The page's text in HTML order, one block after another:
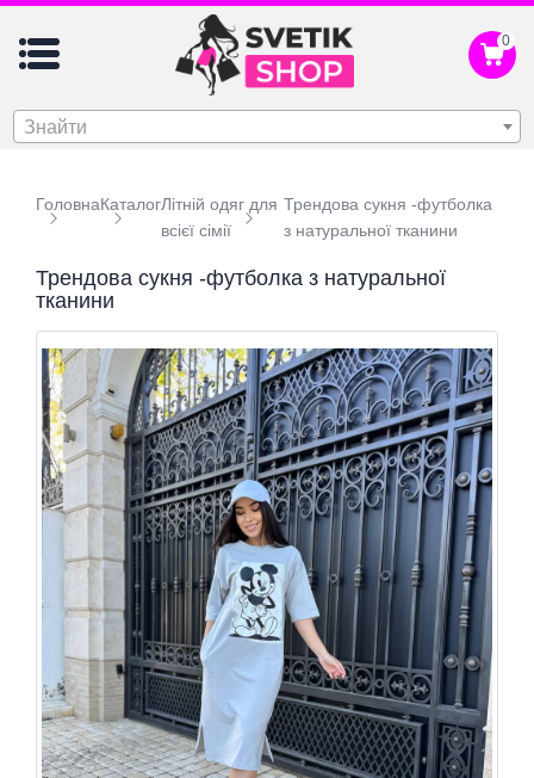
0
Знайти
ГоловнаКаталогЛітній одяг для
всієї сімії
Трендова сукня -футболка
з натуральної тканини
Трендова сукня -футболка з натуральної
тканини